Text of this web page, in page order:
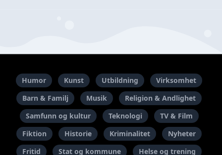
Humor Kunst Utbildning
Virksomhet
Barn & Familj
Musik
Religion & Andlighet
Samfunn og kultur
Teknologi
TV & Film
Fiktion
Historie Kriminalitet
Nyheter
Fritid
Stat og kommune Helse og trening